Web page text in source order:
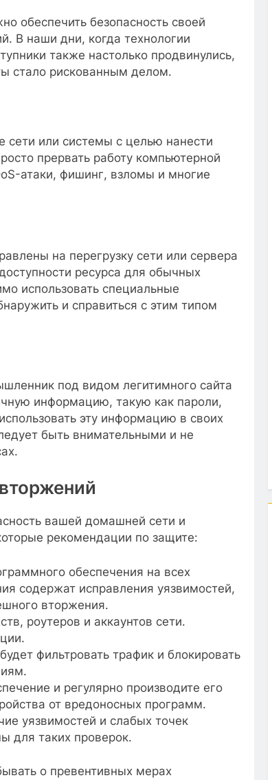
обеспечить безопасность своей
В наши дни, когда технологии
также настолько продвинулись,
стало рискованным делом.
сети или системы с целью нанести
прервать работу компьютерной
атаки, фишинг, взломы и многие
на перегрузку сети или сервера
ресурса для обычных
использовать специальные
и справиться с этим типом
под видом легитимного сайта
информацию, такую как пароли,
эту информацию в своих
быть внимательными и не
вашей домашней сети и
рекомендации по защите:
обеспечения на всех
содержат исправления уязвимостей,
вторжения.
роутеров и аккаунтов сети.
фильтровать трафик и блокировать
и регулярно производите его
от вредоносных программ.
уязвимостей и слабых точек
для таких проверок.
о превентивных мерах